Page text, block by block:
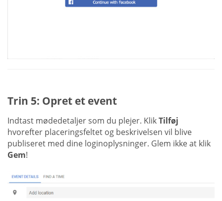
Trin 5: Opret et event
Indtast mødedetaljer som du plejer. KlikTilføj
hvorefter placeringsfeltet og beskrivelsen vil blive
publiseret med dine loginoplysninger. Glem ikke at klik
Gem!